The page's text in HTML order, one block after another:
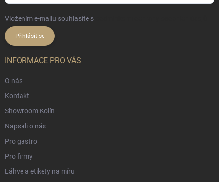
Vložením e-mailu souhlasíte s
Přihlásit se
INFORMACE PRO VÁS
O nás
Kontakt
Showroom Kolín
Napsali o nás
Pro gastro
Pro firmy
Láhve a etikety na míru